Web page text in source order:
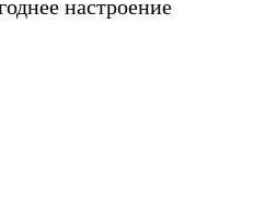
настроение